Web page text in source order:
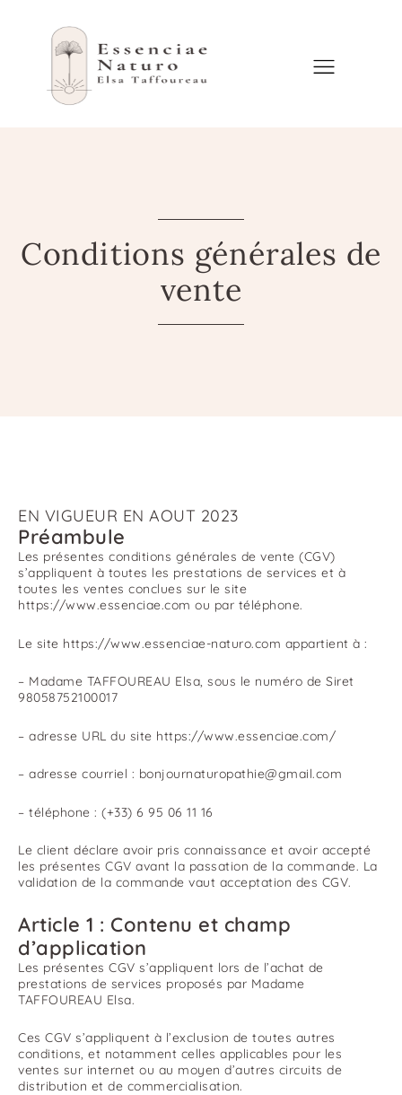
Conditions générales de
vente
EN VIGUEUR EN AOUT 2023
Préambule
Les présentes conditions générales de vente (CGV)
s’appliquent à toutes les prestations de services et à
toutes les ventes conclues sur le site
https://www.essenciae.com ou par téléphone.
Le site https://www.essenciae-naturo.com appartient à :
– Madame TAFFOUREAU Elsa, sous le numéro de Siret
98058752100017
– adresse URL du site https://www.essenciae.com/
– adresse courriel : bonjournaturopathie@gmail.com
– téléphone : (+33) 6 95 06 11 16
Le client déclare avoir pris connaissance et avoir accepté
les présentes CGV avant la passation de la commande. La
validation de la commande vaut acceptation des CGV.
Article 1 : Contenu et champ
d’application
Les présentes CGV s’appliquent lors de l’achat de
prestations de services proposés par Madame
TAFFOUREAU Elsa.
Ces CGV s’appliquent à l’exclusion de toutes autres
conditions, et notamment celles applicables pour les
ventes sur internet ou au moyen d’autres circuits de
distribution et de commercialisation.